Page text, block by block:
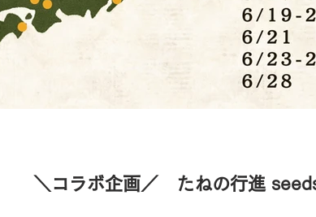
＼コラボ企画／ たねの行進